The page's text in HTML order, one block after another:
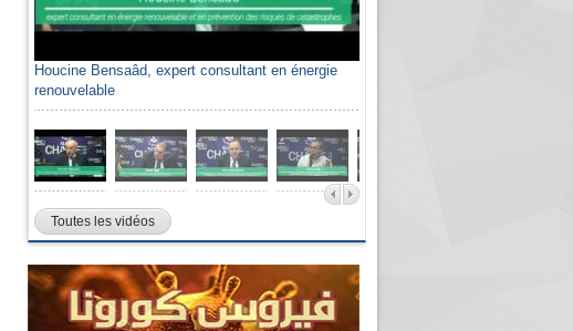
Houcine Bensaâd, expert consultant en énergie
renouvelable
Toutes les vidéos